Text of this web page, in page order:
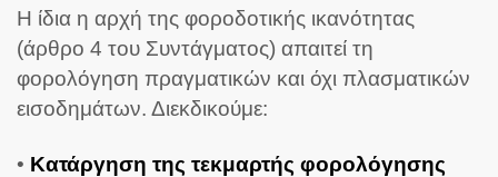
Η ίδια η αρχή της φοροδοτικής ικανότητας
(άρθρο 4 του Συντάγματος) απαιτεί τη
φορολόγηση πραγματικών και όχι πλασματικών
εισοδημάτων. Διεκδικούμε:
• Κατάργηση της τεκμαρτής φορολόγησης